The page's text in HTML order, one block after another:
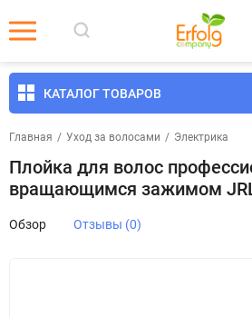
КАТАЛОГ ТОВАРОВ
Главная / Уход за волосами / Электрика
Плойка для волос
вращающимся зажимом
Обзор Отзывы (0)